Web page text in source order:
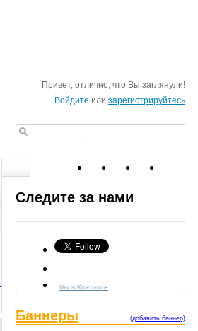
Привет, отлично, что Вы заглянули!
Войдите или зарегистрируйтесь
Следите за нами
Мы в Контакте
(добавить баннер)
Баннеры